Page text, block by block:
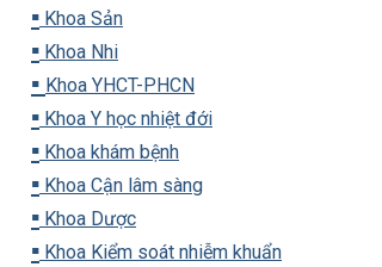
▪️ Khoa Sản
▪️ Khoa Nhi
▪️ Khoa YHCT-PHCN
▪️ Khoa Y học nhiệt đới
▪️ Khoa khám bệnh
▪️ Khoa Cận lâm sàng
▪️ Khoa Dược
▪️ Khoa Kiểm soát nhiễm khuẩn